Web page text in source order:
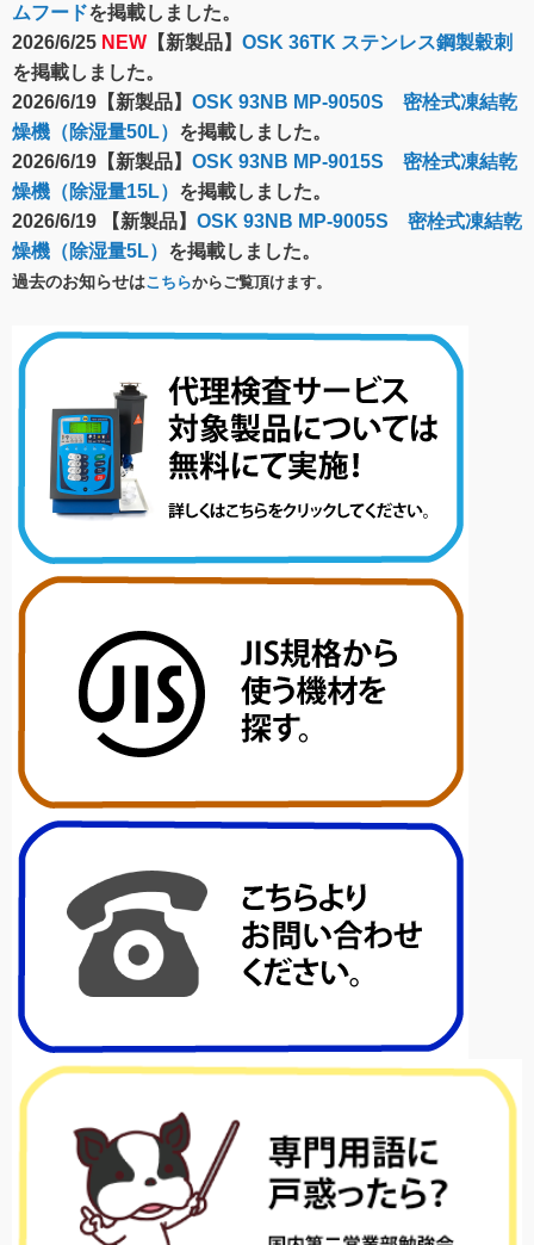
ムフードを掲載しました。
2026/6/25 NEW 【新製品】 OSK 36TK ステンレス鋼製穀刺
を掲載しました。
2026/6/19【新製品】 OSK 93NB MP-9050S 密栓式凍結乾
燥機（除湿量50L） を掲載しました。
2026/6/19【新製品】 OSK 93NB MP-9015S 密栓式凍結乾
燥機（除湿量15L） を掲載しました。
2026/6/19 【新製品】 OSK 93NB MP-9005S 密栓式凍結乾
燥機（除湿量5L） を掲載しました。
過去のお知らせはこちらからご覧頂けます。